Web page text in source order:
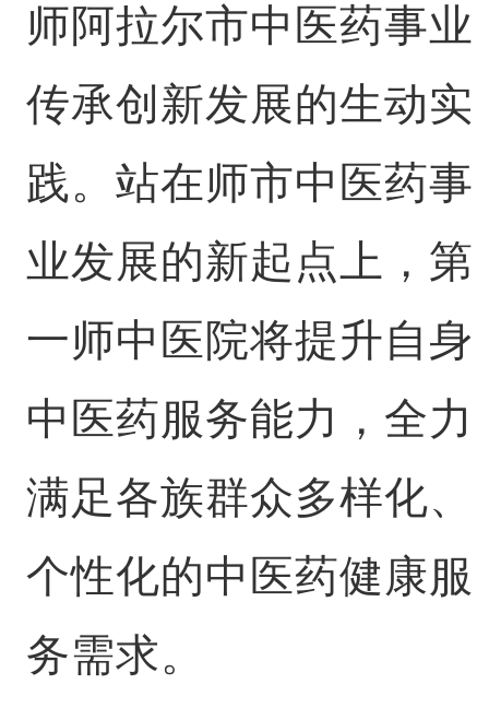
师阿拉尔市中医药事业
传承创新发展的生动实
践。站在师市中医药事
业发展的新起点上，第
一师中医院将提升自身
中医药服务能力，全力
满足各族群众多样化、
个性化的中医药健康服
务需求。